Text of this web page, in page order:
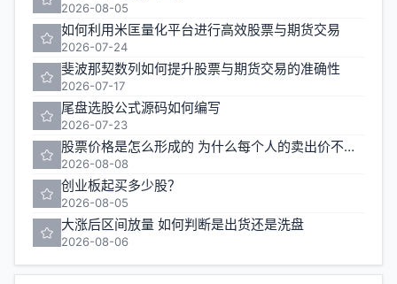
2026-08-05
如何利用米匡量化平台进行高效股票与期货交易
2026-07-24
斐波那契数列如何提升股票与期货交易的准确性
2026-07-17
尾盘选股公式源码如何编写
2026-07-23
股票价格是怎么形成的 为什么每个人的卖出价不一样
2026-08-08
创业板起买多少股？
2026-08-05
大涨后区间放量 如何判断是出货还是洗盘
2026-08-06